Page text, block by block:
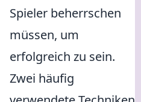
Spieler beherrschen
müssen, um
erfolgreich zu sein.
Zwei häufig